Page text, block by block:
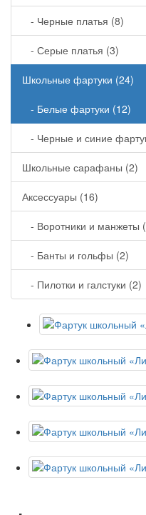
- Черные платья (8)
- Серые платья (3)
Школьные фартуки (24)
- Белые фартуки (12)
- Черные и синие
Школьные сарафаны (2)
Аксессуары (16)
- Воротники и манжеты
- Банты и гольфы (2)
- Пилотки и галстуки (2)